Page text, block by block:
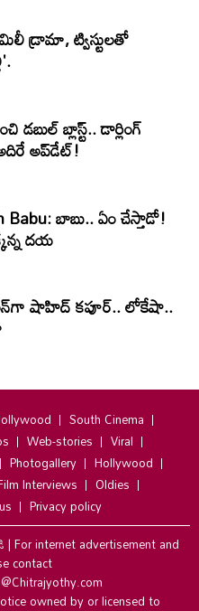
డ్రామా, ట్విస్టులతో
డబుల్ బ్లాస్ట్.. డార్లింగ్
అప్‌డేట్!
Babu: బాబు.. ఏం చేస్తాడో!
ద‌య‌
షాహిద్ కపూర్.. లోకేషా..
South Cinema
Web-stories
Viral
Photogallery
Hollywood
Interviews
Oldies
Privacy policy
|For internet advertisement and
contact
owned by or licensed to